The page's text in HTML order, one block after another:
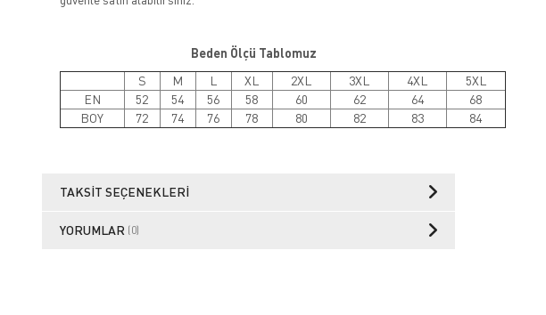
Beden Ölçü Tablomuz
S
M L XL 2XL 3XL 4XL
5XL
EN
52 54 56 58 60 62 64
68
BOY
72 74 76 78 80 82 83 84
TAKSIT SEÇENEKLERI
YORUMLAR (0)